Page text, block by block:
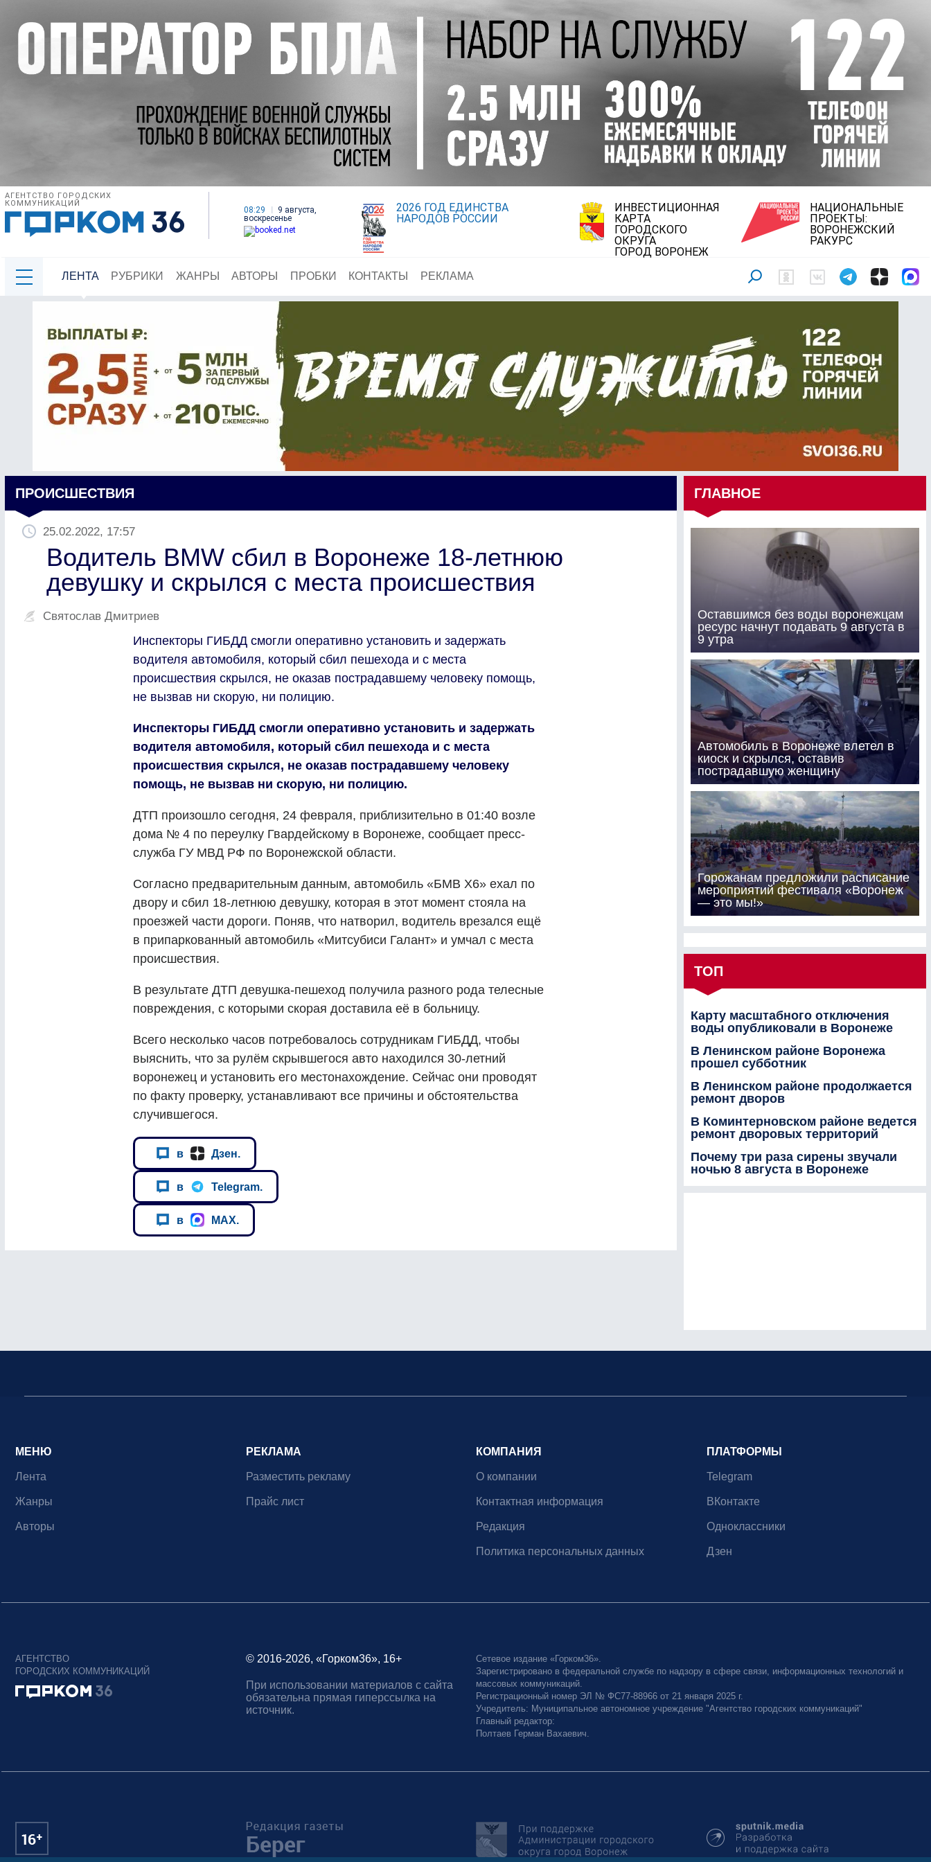
АГЕНТСТВО ГОРОДСКИХ
КОММУНИКАЦИЙ
08:29
9 августа,
воскресенье
2026 ГОД ЕДИНСТВА
НАРОДОВ РОССИИ
ИНВЕСТИЦИОННАЯ
КАРТА
ГОРОДСКОГО
ОКРУГА
ГОРОД ВОРОНЕЖ
НАЦИОНАЛЬНЫЕ
ПРОЕКТЫ:
ВОРОНЕЖСКИЙ
РАКУРС
ЛЕНТА РУБРИКИ ЖАНРЫ АВТОРЫ ПРОБКИ КОНТАКТЫ РЕКЛАМА
ПРОИСШЕСТВИЯ
25.02.2022, 17:57
Водитель BMW сбил в Воронеже 18-летнюю
девушку и скрылся с места происшествия
Святослав Дмитриев
Инспекторы ГИБДД смогли оперативно установить и задержать
водителя автомобиля, который сбил пешехода и с места
происшествия скрылся, не оказав пострадавшему человеку помощь,
не вызвав ни скорую, ни полицию.
Инспекторы ГИБДД смогли оперативно установить и задержать
водителя автомобиля, который сбил пешехода и с места
происшествия скрылся, не оказав пострадавшему человеку
помощь, не вызвав ни скорую, ни полицию.
ДТП произошло сегодня, 24 февраля, приблизительно в 01:40 возле
дома № 4 по переулку Гвардейскому в Воронеже, сообщает пресс-
служба ГУ МВД РФ по Воронежской области.
Согласно предварительным данным, автомобиль «БМВ Х6» ехал по
двору и сбил 18-летнюю девушку, которая в этот момент стояла на
проезжей части дороги. Поняв, что натворил, водитель врезался ещё
в припаркованный автомобиль «Митсубиси Галант» и умчал с места
происшествия.
В результате ДТП девушка-пешеход получила разного рода телесные
повреждения, с которыми скорая доставила её в больницу.
Всего несколько часов потребовалось сотрудникам ГИБДД, чтобы
выяснить, что за рулём скрывшегося авто находился 30-летний
воронежец и установить его местонахождение. Сейчас они проводят
по факту проверку, устанавливают все причины и обстоятельства
случившегося.
в Дзен.
в Telegram.
в MAX.
ГЛАВНОЕ
Оставшимся без воды воронежцам
ресурс начнут подавать 9 августа в
9 утра
Автомобиль в Воронеже влетел в
киоск и скрылся, оставив
пострадавшую женщину
Горожанам предложили расписание
мероприятий фестиваля «Воронеж
— это мы!»
ТОП
Карту масштабного отключения
воды опубликовали в Воронеже
В Ленинском районе Воронежа
прошел субботник
В Ленинском районе продолжается
ремонт дворов
В Коминтерновском районе ведется
ремонт дворовых территорий
Почему три раза сирены звучали
ночью 8 августа в Воронеже
МЕНЮ
Лента
Жанры
Авторы
РЕКЛАМА
Разместить рекламу
Прайс лист
КОМПАНИЯ
О компании
Контактная информация
Редакция
Политика персональных данных
ПЛАТФОРМЫ
Telegram
ВКонтакте
Одноклассники
Дзен
АГЕНТСТВО
ГОРОДСКИХ КОММУНИКАЦИЙ
© 2016-2026, «Горком36», 16+
При использовании материалов с сайта
обязательна прямая гиперссылка на
источник.
Сетевое издание «Горком36».
Зарегистрировано в федеральной службе по надзору в сфере связи, информационных технологий и
массовых коммуникаций.
Регистрационный номер ЭЛ № ФС77-88966 от 21 января 2025 г.
Учредитель: Муниципальное автономное учреждение "Агентство городских коммуникаций"
Главный редактор:
Полтаев Герман Вахаевич.